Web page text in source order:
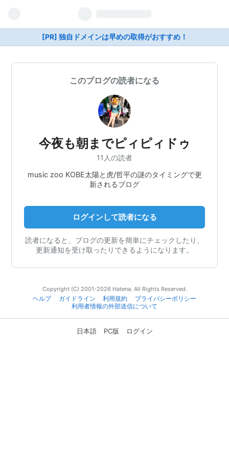
[PR] 独自ドメインは早めの取得がおすすめ！
このブログの読者になる
今夜も朝までピィピィドゥ
11人の読者
music zoo KOBE太陽と虎/哲平の謎のタイミングで更
新されるブログ
ログインして読者になる
読者になると、ブログの更新を簡単にチェックしたり、
更新通知を受け取ったりできるようになります。
Copyright (C) 2001-2026 Hatena. All Rights Reserved.
ヘルプ
ガイドライン 利用規約
プライバシーポリシー
利用者情報の外部送信について
日本語 PC版 ログイン